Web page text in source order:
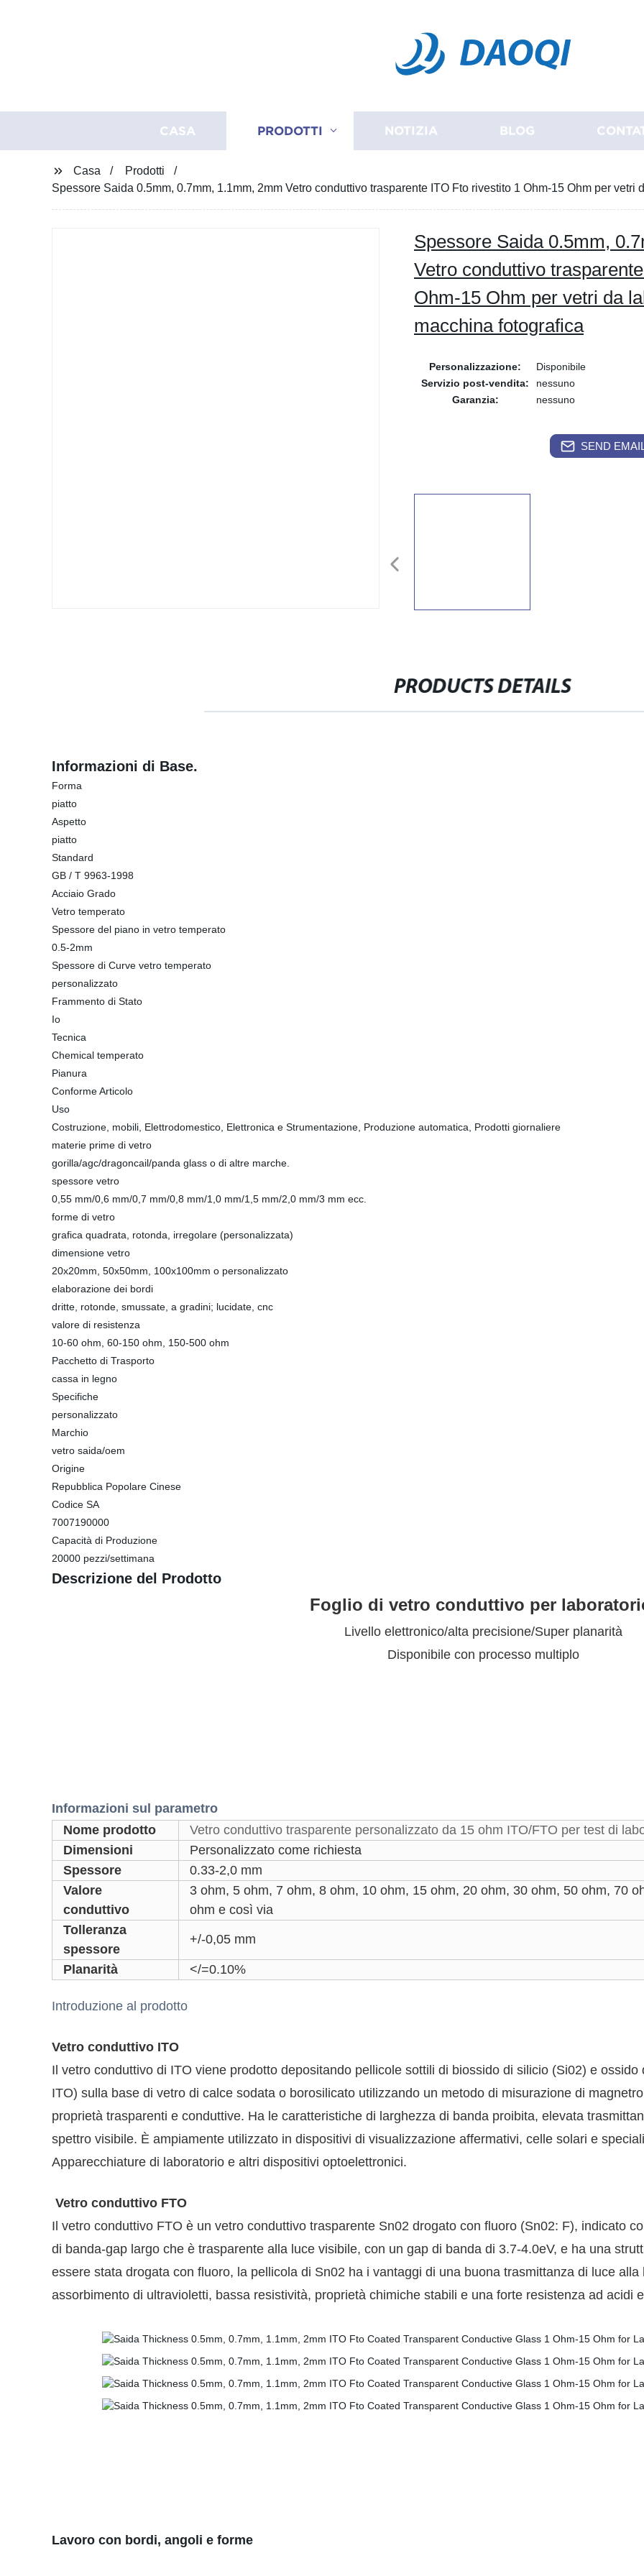
DAOQI
CASA PRODOTTI NOTIZIA BLOG
Casa
Prodotti
Spessore Saida 0.5mm, 0.7mm, 1.1mm, 2mm Vetro conduttivo trasparente ITO Fto rivestito 1 Ohm-15 Ohm per
Spessore Saida 0.5mm,
Vetro conduttivo
Ohm-15 Ohm per vetri da
macchina fotografica
Personalizzazione:
Disponibile
Servizio post-vendita:
nessuno
Garanzia:
nessuno
SEND
PRODUCTS DETAILS
Informazioni di Base.
Forma
piatto
Aspetto
piatto
Standard
GB / T 9963-1998
Acciaio Grado
Vetro temperato
Spessore del piano in vetro temperato
0.5-2mm
Spessore di Curve vetro temperato
personalizzato
Frammento di Stato
Io
Tecnica
Chemical temperato
Pianura
Conforme Articolo
Uso
Costruzione, mobili, Elettrodomestico, Elettronica e Strumentazione, Produzione automatica, Prodotti giornaliere
materie prime di vetro
gorilla/agc/dragoncail/panda glass o di altre marche.
spessore vetro
0,55 mm/0,6 mm/0,7 mm/0,8 mm/1,0 mm/1,5 mm/2,0 mm/3 mm ecc.
forme di vetro
grafica quadrata, rotonda, irregolare (personalizzata)
dimensione vetro
20x20mm, 50x50mm, 100x100mm o personalizzato
elaborazione dei bordi
dritte, rotonde, smussate, a gradini; lucidate, cnc
valore di resistenza
10-60 ohm, 60-150 ohm, 150-500 ohm
Pacchetto di Trasporto
cassa in legno
Specifiche
personalizzato
Marchio
vetro saida/oem
Origine
Repubblica Popolare Cinese
Codice SA
7007190000
Capacità di Produzione
20000 pezzi/settimana
Descrizione del Prodotto
Foglio di vetro conduttivo per
Livello elettronico/alta precisione/Super planarità
Disponibile con processo multiplo
Informazioni sul parametro
Nome prodotto
Vetro conduttivo trasparente personalizzato da 15 ohm ITO/FTO per test di
Dimensioni
Personalizzato come richiesta
Spessore
0.33-2,0 mm
Valore
conduttivo
3 ohm, 5 ohm, 7 ohm, 8 ohm, 10 ohm, 15 ohm, 20 ohm, 30 ohm, 50 ohm, 70
ohm e così via
Tolleranza
spessore
+/-0,05 mm
Planarità </=0.10%
Introduzione al prodotto
Vetro conduttivo ITO
Il vetro conduttivo di ITO viene prodotto depositando pellicole sottili di biossido di silicio (Si02) e
ITO) sulla base di vetro di calce sodata o borosilicato utilizzando un metodo di misurazione di
proprietà trasparenti e conduttive. Ha le caratteristiche di larghezza di banda proibita, elevata
spettro visibile. È ampiamente utilizzato in dispositivi di visualizzazione affermativi, celle solari e
Apparecchiature di laboratorio e altri dispositivi optoelettronici.
Vetro conduttivo FTO
Il vetro conduttivo FTO è un vetro conduttivo trasparente Sn02 drogato con fluoro (Sn02: F), indicato
di banda-gap largo che è trasparente alla luce visibile, con un gap di banda di 3.7-4.0eV, e ha una
essere stata drogata con fluoro, la pellicola di Sn02 ha i vantaggi di una buona trasmittanza di luce
assorbimento di ultravioletti, bassa resistività, proprietà chimiche stabili e una forte resistenza ad acidi
Lavoro con bordi, angoli e forme